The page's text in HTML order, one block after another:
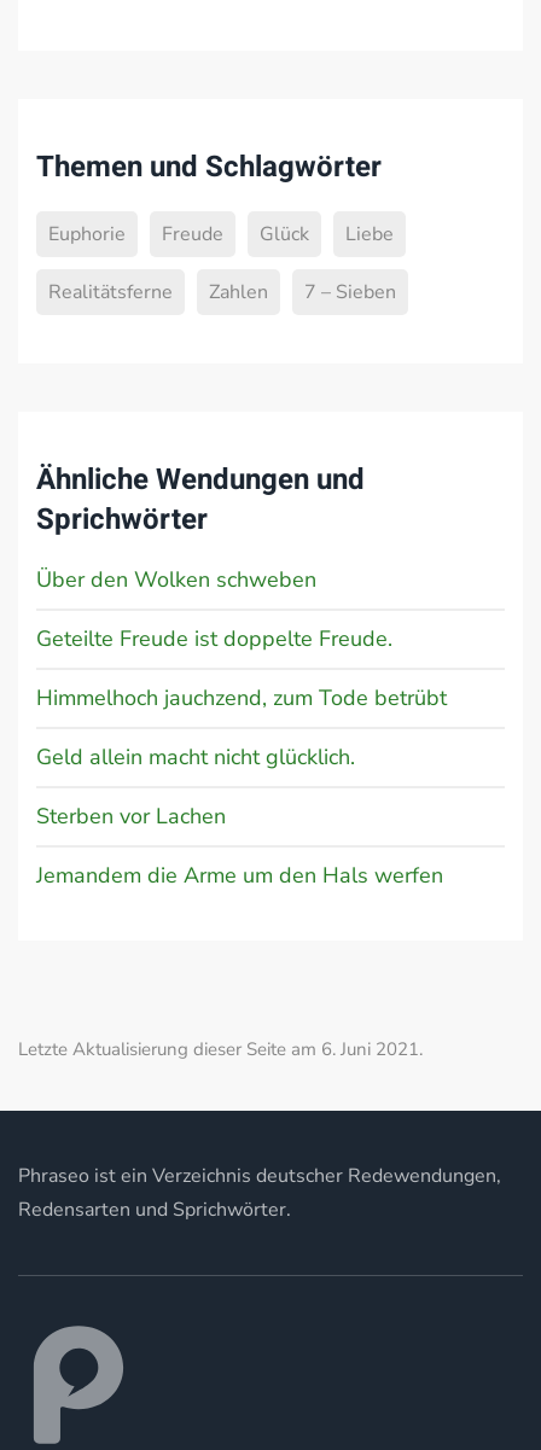
Themen und Schlagwörter
Euphorie Freude Glück Liebe
Realitätsferne Zahlen 7 – Sieben
Ähnliche Wendungen und
Sprichwörter
Über den Wolken schweben
Geteilte Freude ist doppelte Freude.
Himmelhoch jauchzend, zum Tode betrübt
Geld allein macht nicht glücklich.
Sterben vor Lachen
Jemandem die Arme um den Hals werfen
Letzte Aktualisierung dieser Seite am 6. Juni 2021.
Phraseo ist ein Verzeichnis deutscher Redewendungen,
Redensarten und Sprichwörter.